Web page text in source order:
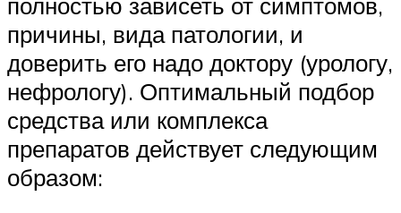
причины, вида патологии, и
доверить его надо доктору (урологу,
нефрологу). Оптимальный подбор
средства или комплекса
препаратов действует следующим
образом: